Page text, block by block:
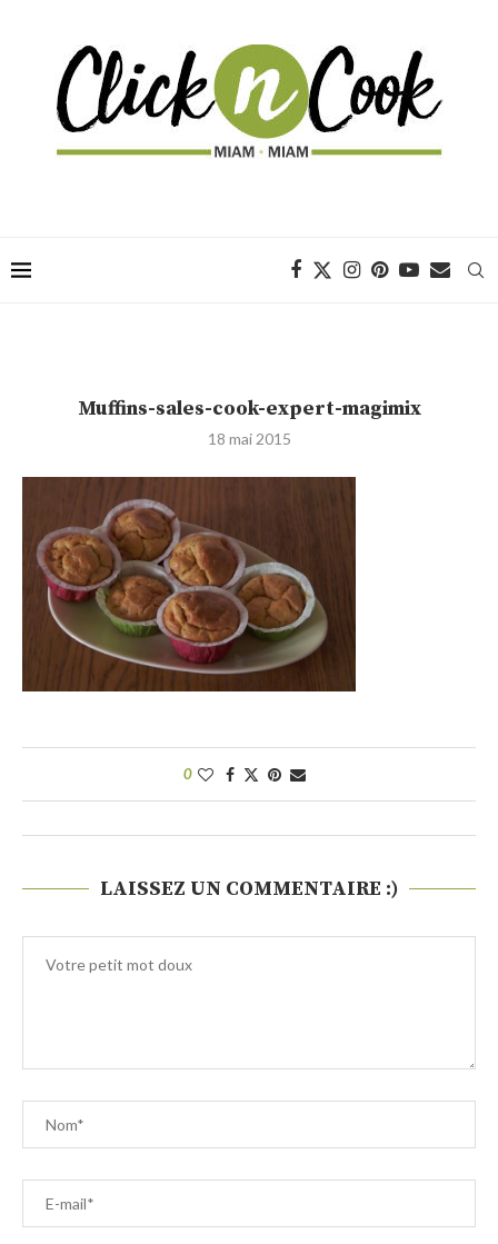
Muffins-sales-cook-expert-magimix
18 mai 2015
0
LAISSEZ UN COMMENTAIRE :)